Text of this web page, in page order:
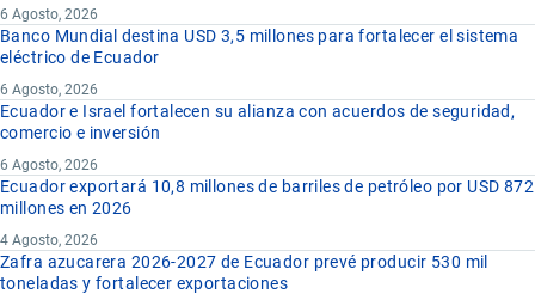
6 Agosto, 2026
Banco Mundial destina USD 3,5 millones para fortalecer el sistema
eléctrico de Ecuador
6 Agosto, 2026
Ecuador e Israel fortalecen su alianza con acuerdos de seguridad,
comercio e inversión
6 Agosto, 2026
Ecuador exportará 10,8 millones de barriles de petróleo por USD 872
millones en 2026
4 Agosto, 2026
Zafra azucarera 2026-2027 de Ecuador prevé producir 530 mil
toneladas y fortalecer exportaciones